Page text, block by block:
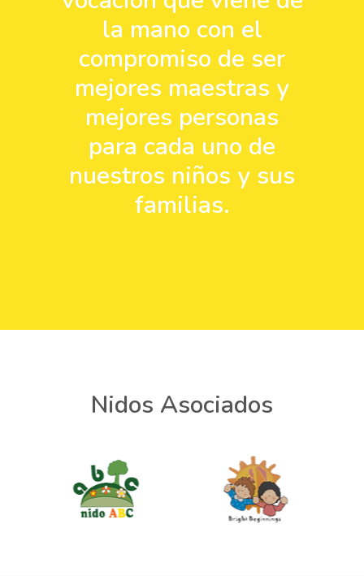
la mano con el
compromiso de ser
mejores maestras y
mejores personas
para cada uno de
nuestros niños y sus
familias.
Nidos Asociados